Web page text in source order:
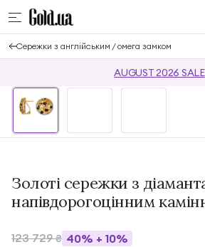
Сережки з англійським / омега замком
AUGUST 2026 SALE
Золоті сережки з
напівдорогоцінним
123 729₴ 40% + 10%